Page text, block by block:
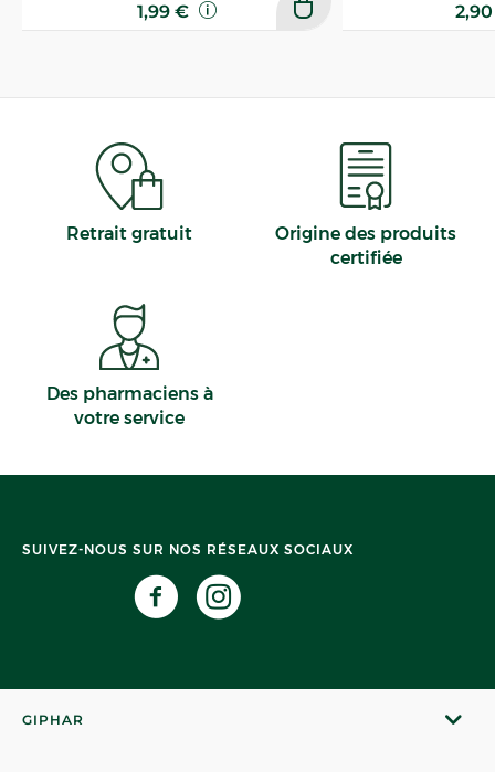
1,99 €
Retrait gratuit
Origine des produits
certifiée
Des pharmaciens à
votre service
SUIVEZ-NOUS SUR NOS RÉSEAUX SOCIAUX
GIPHAR